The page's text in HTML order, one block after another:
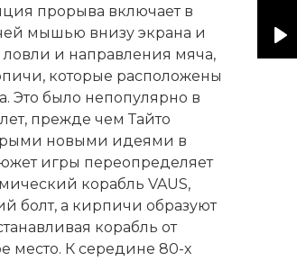
прорыва включает в
мышью внизу экрана и
и направления мяча,
которые расположены
Это было непопулярно в
прежде чем Тайто
новыми идеями в
игры переопределяет
корабль VAUS,
болт, а кирпичи образуют
корабль от
место. К середине 80-х